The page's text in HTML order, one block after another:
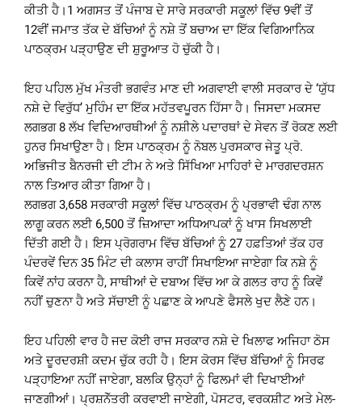
ਕੀਤੀ ਹੈ।1 ਅਗਸਤ ਤੋਂ ਪੰਜਾਬ ਦੇ ਸਾਰੇ ਸਰਕਾਰੀ ਸਕੂਲਾਂ ਵਿੱਚ 9ਵੀਂ ਤੋਂ
12ਵੀਂ ਜਮਾਤ ਤੱਕ ਦੇ ਬੱਚਿਆਂ ਨੂੰ ਨਸ਼ੇ ਤੋਂ ਬਚਾਅ ਦਾ ਇੱਕ ਵਿਗਿਆਨਿਕ
ਪਾਠਕ੍ਰਮ ਪੜ੍ਹਾਉਣ ਦੀ ਸ਼ੁਰੂਆਤ ਹੋ ਚੁੱਕੀ ਹੈ।
ਇਹ ਪਹਿਲ ਮੁੱਖ ਮੰਤਰੀ ਭਗਵੰਤ ਮਾਣ ਦੀ ਅਗਵਾਈ ਵਾਲੀ ਸਰਕਾਰ ਦੇ ‘ਯੁੱਧ
ਨਸ਼ੇ ਦੇ ਵਿਰੁੱਧ’ ਮੁਹਿੰਮ ਦਾ ਇੱਕ ਮਹੱਤਵਪੂਰਨ ਹਿੱਸਾ ਹੈ। ਜਿਸਦਾ ਮਕਸਦ
ਲਗਭਗ 8 ਲੱਖ ਵਿਦਿਆਰਥੀਆਂ ਨੂੰ ਨਸ਼ੀਲੇ ਪਦਾਰਥਾਂ ਦੇ ਸੇਵਨ ਤੋਂ ਰੋਕਣ ਲਈ
ਹੁਨਰ ਸਿਖਾਉਣਾ ਹੈ। ਇਸ ਪਾਠਕ੍ਰਮ ਨੂੰ ਨੋਬਲ ਪੁਰਸਕਾਰ ਜੇਤੂ ਪ੍ਰੋ.
ਅਭਿਜੀਤ ਬੈਨਰਜੀ ਦੀ ਟੀਮ ਨੇ ਅਤੇ ਸਿੱਖਿਆ ਮਾਹਿਰਾਂ ਦੇ ਮਾਰਗਦਰਸ਼ਨ
ਨਾਲ ਤਿਆਰ ਕੀਤਾ ਗਿਆ ਹੈ।
ਲਗਭਗ 3,658 ਸਰਕਾਰੀ ਸਕੂਲਾਂ ਵਿੱਚ ਪਾਠਕ੍ਰਮ ਨੂੰ ਪ੍ਰਭਾਵੀ ਢੰਗ ਨਾਲ
ਲਾਗੂ ਕਰਨ ਲਈ 6,500 ਤੋਂ ਜ਼ਿਆਦਾ ਅਧਿਆਪਕਾਂ ਨੂੰ ਖਾਸ ਸਿਖਲਾਈ
ਦਿੱਤੀ ਗਈ ਹੈ। ਇਸ ਪ੍ਰੋਗਰਾਮ ਵਿੱਚ ਬੱਚਿਆਂ ਨੂੰ 27 ਹਫ਼ਤਿਆਂ ਤੱਕ ਹਰ
ਪੰਦਰਵੇਂ ਦਿਨ 35 ਮਿੰਟ ਦੀ ਕਲਾਸ ਰਾਹੀਂ ਸਿਖਾਇਆ ਜਾਏਗਾ ਕਿ ਨਸ਼ੇ ਨੂੰ
ਕਿਵੇਂ ਨਾਂਹ ਕਰਨਾ ਹੈ, ਸਾਥੀਆਂ ਦੇ ਦਬਾਅ ਵਿੱਚ ਆ ਕੇ ਗਲਤ ਰਾਹ ਨੂੰ ਕਿਵੇਂ
ਨਹੀਂ ਚੁਣਨਾ ਹੈ ਅਤੇ ਸੱਚਾਈ ਨੂੰ ਪਛਾਣ ਕੇ ਆਪਣੇ ਫੈਸਲੇ ਖੁਦ ਲੈਣੇ ਹਨ।
ਇਹ ਪਹਿਲੀ ਵਾਰ ਹੈ ਜਦ ਕੋਈ ਰਾਜ ਸਰਕਾਰ ਨਸ਼ੇ ਦੇ ਖਿਲਾਫ ਅਜਿਹਾ ਠੋਸ
ਅਤੇ ਦੂਰਦਰਸ਼ੀ ਕਦਮ ਚੁੱਕ ਰਹੀ ਹੈ। ਇਸ ਕੋਰਸ ਵਿੱਚ ਬੱਚਿਆਂ ਨੂੰ ਸਿਰਫ
ਪੜ੍ਹਾਇਆ ਨਹੀਂ ਜਾਏਗਾ, ਬਲਕਿ ਉਨ੍ਹਾਂ ਨੂੰ ਫਿਲਮਾਂ ਵੀ ਦਿਖਾਈਆਂ
ਜਾਣਗੀਆਂ। ਪ੍ਰਸ਼ਨੋੱਤਰੀ ਕਰਵਾਈ ਜਾਏਗੀ, ਪੋਸਟਰ, ਵਰਕਸ਼ੀਟ ਅਤੇ ਮੇਲ-